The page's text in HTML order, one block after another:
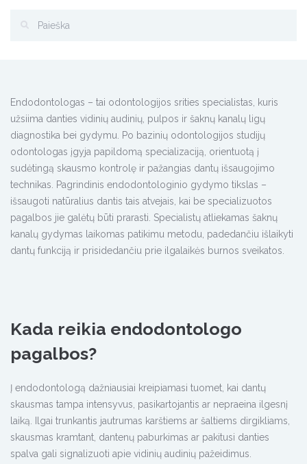
Endodontologas – tai odontologijos srities specialistas, kuris
užsiima danties vidinių audinių, pulpos ir šaknų kanalų ligų
diagnostika bei gydymu. Po bazinių odontologijos studijų
odontologas įgyja papildomą specializaciją, orientuotą į
sudėtingą skausmo kontrolę ir pažangias dantų išsaugojimo
technikas. Pagrindinis endodontologinio gydymo tikslas –
išsaugoti natūralius dantis tais atvejais, kai be specializuotos
pagalbos jie galėtų būti prarasti. Specialistų atliekamas šaknų
kanalų gydymas laikomas patikimu metodu, padedančiu išlaikyti
dantų funkciją ir prisidedančiu prie ilgalaikės burnos sveikatos.
Kada reikia endodontologo
pagalbos?
Į endodontologą dažniausiai kreipiamasi tuomet, kai dantų
skausmas tampa intensyvus, pasikartojantis ar nepraeina ilgesnį
laiką. Ilgai trunkantis jautrumas karštiems ar šaltiems dirgikliams,
skausmas kramtant, dantenų paburkimas ar pakitusi danties
spalva gali signalizuoti apie vidinių audinių pažeidimus.